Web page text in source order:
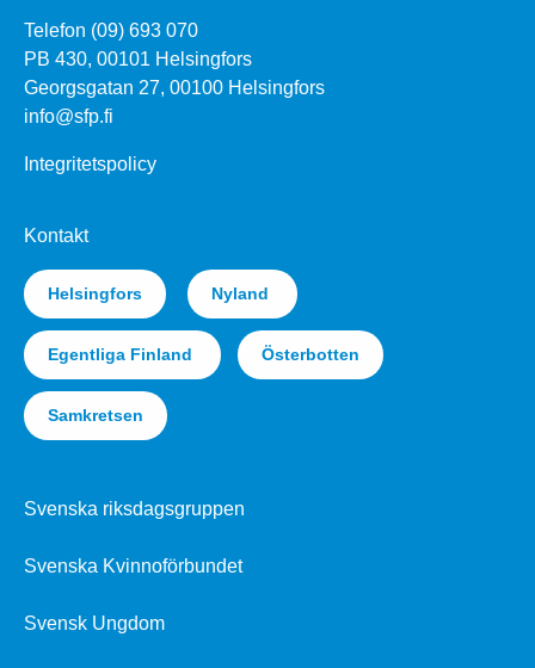
Telefon (09) 693 070
PB 430, 00101 Helsingfors
Georgsgatan 27, 00100 Helsingfors
info@sfp.fi
Integritetspolicy
Kontakt
Helsingfors Nyland
Egentliga Finland Österbotten
Samkretsen
Svenska riksdagsgruppen
Svenska Kvinnoförbundet
Svensk Ungdom